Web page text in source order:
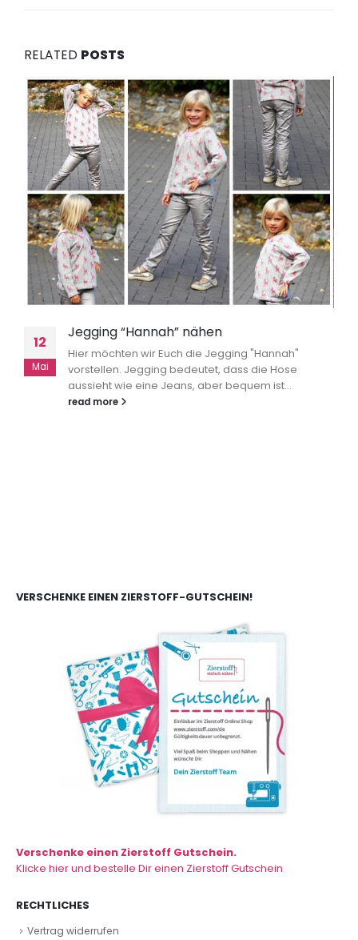
RELATED POSTS
12
Mai
Jegging “Hannah” nähen
Hier möchten wir Euch die Jegging "Hannah"
vorstellen. Jegging bedeutet, dass die Hose
aussieht wie eine Jeans, aber bequem ist...
read more
VERSCHENKE EINEN ZIERSTOFF-GUTSCHEIN!
Verschenke einen Zierstoff Gutschein.
Klicke hier und bestelle Dir einen Zierstoff Gutschein
RECHTLICHES
Vertrag widerrufen